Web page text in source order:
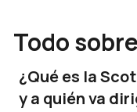
Todo sobre
¿Qué es la
y a quién va